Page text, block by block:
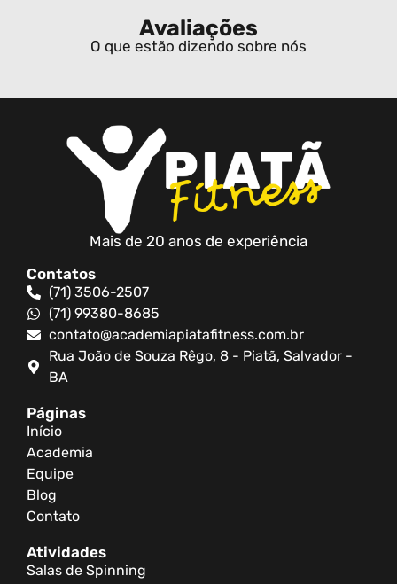
Avaliações
O que estão dizendo sobre nós
Mais de 20 anos de experiência
Contatos
(71) 3506-2507
(71) 99380-8685
contato@academiapiatafitness.com.br
Rua João de Souza Rêgo, 8 - Piatã, Salvador -
BA
Páginas
Início
Academia
Equipe
Blog
Contato
Atividades
Salas de Spinning